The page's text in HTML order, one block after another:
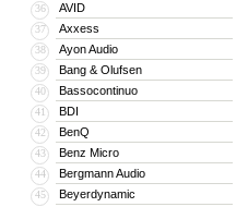
36 AVID
37 Axxess
38 Ayon Audio
39 Bang & Olufsen
40 Bassocontinuo
41 BDI
42 BenQ
43 Benz Micro
44 Bergmann Audio
45 Beyerdynamic